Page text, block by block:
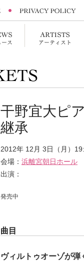
干野宜大ピ
継承
2012年 12月 3日（月）
会場： 浜離宮朝日ホール
出演：
発売中
曲目
ヴィルトゥオーゾが